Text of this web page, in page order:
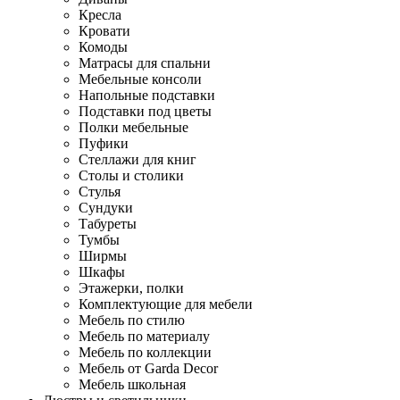
Кресла
Кровати
Комоды
Матрасы для спальни
Мебельные консоли
Напольные подставки
Подставки под цветы
Полки мебельные
Пуфики
Стеллажи для книг
Столы и столики
Стулья
Сундуки
Табуреты
Тумбы
Ширмы
Шкафы
Этажерки, полки
Комплектующие для мебели
Мебель по стилю
Мебель по материалу
Мебель по коллекции
Мебель от Garda Decor
Мебель школьная